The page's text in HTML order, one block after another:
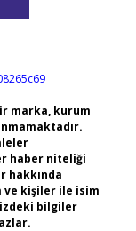
marka, kurum
haber niteliği
hakkında
ve kişiler ile isim
bilgiler